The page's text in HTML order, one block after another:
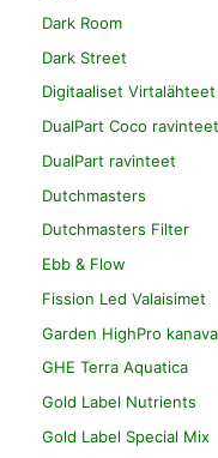
Dark Room
Dark Street
Digitaaliset Virtalähteet
DualPart Coco ravinteet
DualPart ravinteet
Dutchmasters
Dutchmasters Filter
Ebb & Flow
Fission Led Valaisimet
Garden HighPro
GHE Terra Aquatica
Gold Label Nutrients
Gold Label Special Mix